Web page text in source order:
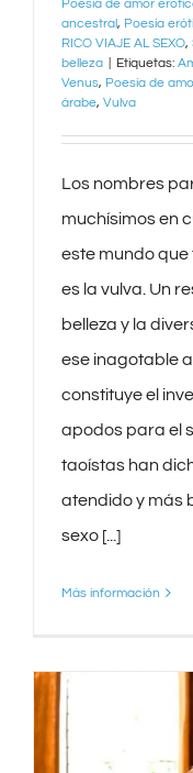
Poesía de amor
ancestral, Poesía
RICO VIAJE AL SEXO,
belleza
Etiquetas:
Venus, Poesía de
árabe, Vulva
Los nombres
muchísimos en
este mundo que
es la vulva. Un
belleza y la
ese inagotable
constituye el
apodos para el
taoístas han
atendido y más
sexo [...]
Más información